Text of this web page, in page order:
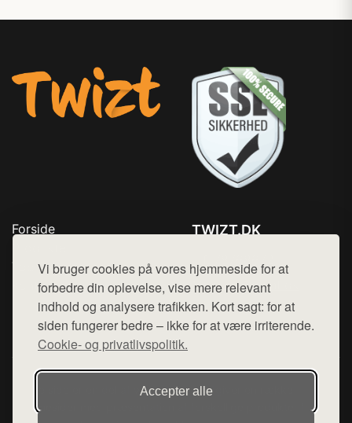
Vi bruger cookies på vores hjemmeside for at
forbedre din oplevelse, vise mere relevant
indhold og analysere trafikken. Kort sagt: for at
siden fungerer bedre – ikke for at være irriterende.
Cookie- og privatlivspolitik.
Accepter alle
Forside
Top Rabatter
Kontakt
TWIZT.DK
Mail: hej@want.dk
Cookie- og privatlivspolitik
Denne side er en del af want.dk, der udgiver en række
hjemmesider med præsentation af forskellige produkter fra